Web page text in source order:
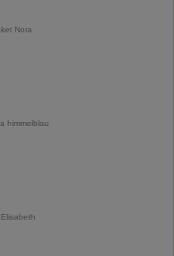
Nora
himmelblau